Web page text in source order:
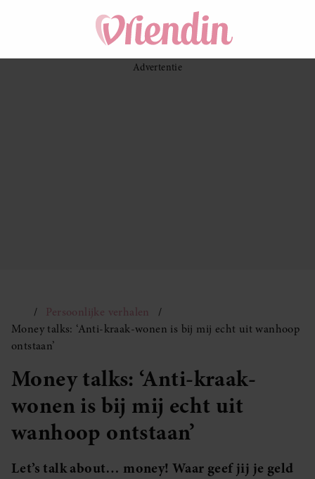
Persoonlijke verhalen
Money talks: ‘Anti-kraak-wonen is bij mij echt uit wanhoop
ontstaan’
Money talks: ‘Anti-kraak-
wonen is bij mij echt uit
wanhoop ontstaan’
Let’s talk about… money! Waar geef jij je geld